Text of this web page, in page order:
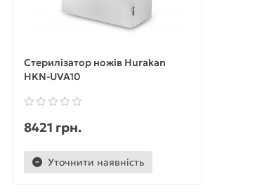
Стерилізатор ножів Hurakan
HKN-UVA10
8421 грн.
Уточнити наявність